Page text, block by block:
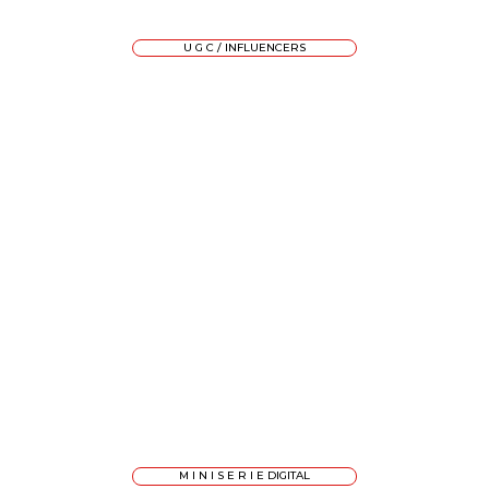
U G C / INFLUENCERS
M I N I S E R I E DIGITAL